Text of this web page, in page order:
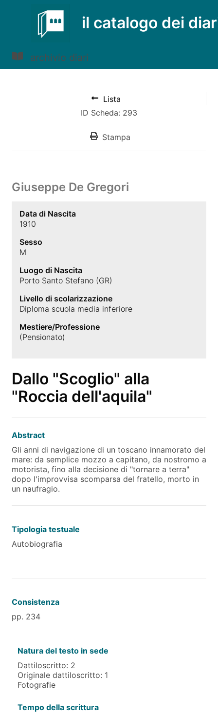
il catalogo dei
archivio diari
Lista
ID Scheda: 293
Stampa
Giuseppe De Gregori
Data di Nascita
1910
Sesso
M
Luogo di Nascita
Porto Santo Stefano (GR)
Livello di scolarizzazione
Diploma scuola media inferiore
Mestiere/Professione
(Pensionato)
Dallo "Scoglio" alla
"Roccia dell'aquila"
Abstract
Gli anni di navigazione di un toscano innamorato del
mare: da semplice mozzo a capitano, da nostromo a
motorista, fino alla decisione di "tornare a terra"
dopo l'improvvisa scomparsa del fratello, morto in
un naufragio.
Tipologia testuale
Autobiografia
Consistenza
pp. 234
Natura del testo in sede
Dattiloscritto: 2
Originale dattiloscritto: 1
Fotografie
Tempo della scrittura